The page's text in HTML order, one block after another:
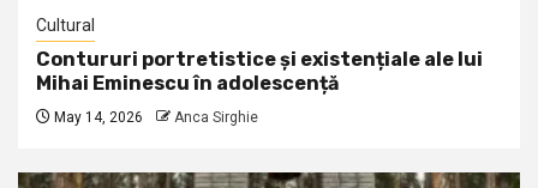
Cultural
Contururi portretistice și existențiale ale lui
Mihai Eminescu în adolescență
May 14, 2026 Anca Sirghie